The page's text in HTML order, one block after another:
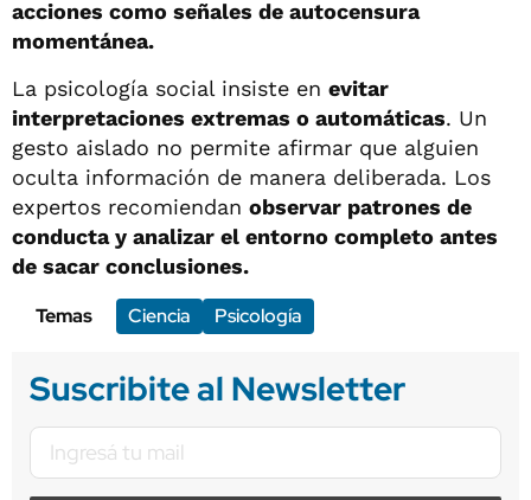
acciones como señales de autocensura
momentánea.
La psicología social insiste en evitar
interpretaciones extremas o automáticas. Un
gesto aislado no permite afirmar que alguien
oculta información de manera deliberada. Los
expertos recomiendan observar patrones de
conducta y analizar el entorno completo antes
de sacar conclusiones.
Temas
Ciencia Psicología
Suscribite al Newsletter